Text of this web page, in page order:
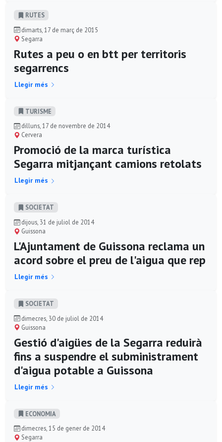
RUTES
dimarts, 17 de març de 2015
Segarra
Rutes a peu o en btt per territoris
segarrencs
Llegir més
TURISME
dilluns, 17 de novembre de 2014
Cervera
Promoció de la marca turística
Segarra mitjançant camions retolats
Llegir més
SOCIETAT
dijous, 31 de juliol de 2014
Guissona
L'Ajuntament de Guissona reclama un
acord sobre el preu de l'aigua que rep
Llegir més
SOCIETAT
dimecres, 30 de juliol de 2014
Guissona
Gestió d'aigües de la Segarra reduirà
fins a suspendre el subministrament
d'aigua potable a Guissona
Llegir més
ECONOMIA
dimecres, 15 de gener de 2014
Segarra